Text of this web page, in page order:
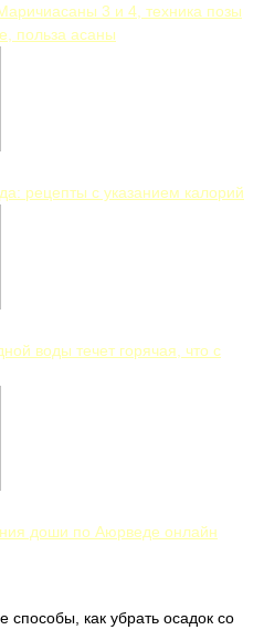
3 и 4, техника позы
польза асаны
рецепты с указанием калорий
воды течет горячая, что с
доши по Аюрведе онлайн